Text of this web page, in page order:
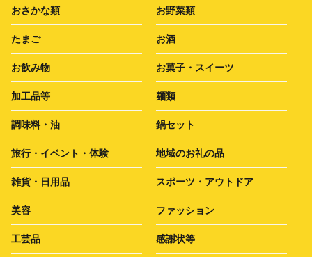
おさかな類 お野菜類
たまご お酒
お飲み物 お菓子・スイーツ
加工品等 麺類
調味料・油 鍋セット
旅行・イベント・体験 地域のお礼の品
雑貨・日用品 スポーツ・アウトドア
美容 ファッション
工芸品 感謝状等